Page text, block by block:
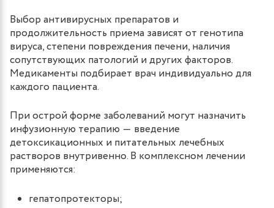
Выбор антивирусных препаратов и
продолжительность приема зависят от генотипа
вируса, степени повреждения печени, наличия
сопутствующих патологий и других факторов.
Медикаменты подбирает врач индивидуально для
каждого пациента.
При острой форме заболеваний могут назначить
инфузионную терапию ― введение
детоксикационных и питательных лечебных
растворов внутривенно. В комплексном лечении
применяются:
гепатопротекторы;